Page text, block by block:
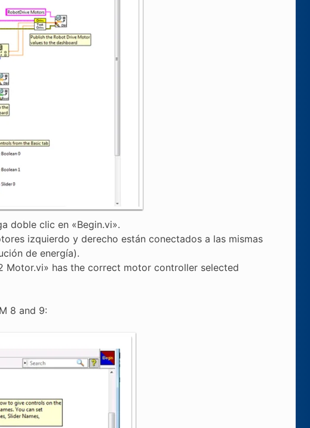
doble clic en «Begin.vi».
izquierdo y derecho están conectados a las mismas
de energía).
Motor.vi» has the correct motor controller selected
8 and 9: